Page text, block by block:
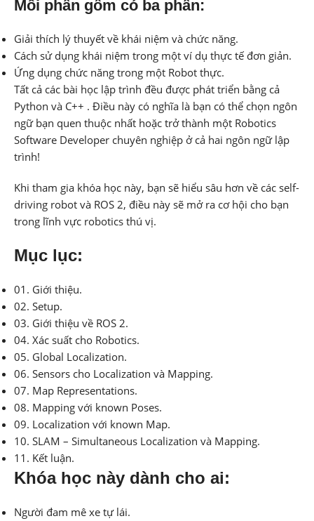
Mỗi phần gồm có ba phần:
Giải thích lý thuyết về khái niệm và chức năng.
Cách sử dụng khái niệm trong một ví dụ thực tế đơn giản.
Ứng dụng chức năng trong một Robot thực.
Tất cả các bài học lập trình đều được phát triển bằng cả
Python và C++ . Điều này có nghĩa là bạn có thể chọn ngôn
ngữ bạn quen thuộc nhất hoặc trở thành một Robotics
Software Developer chuyên nghiệp ở cả hai ngôn ngữ lập
trình!
Khi tham gia khóa học này, bạn sẽ hiểu sâu hơn về các self-
driving robot và ROS 2, điều này sẽ mở ra cơ hội cho bạn
trong lĩnh vực robotics thú vị.
Mục lục:
01. Giới thiệu.
02. Setup.
03. Giới thiệu về ROS 2.
04. Xác suất cho Robotics.
05. Global Localization.
06. Sensors cho Localization và Mapping.
07. Map Representations.
08. Mapping với known Poses.
09. Localization với known Map.
10. SLAM – Simultaneous Localization và Mapping.
11. Kết luận.
Khóa học này dành cho ai:
Người đam mê xe tự lái.